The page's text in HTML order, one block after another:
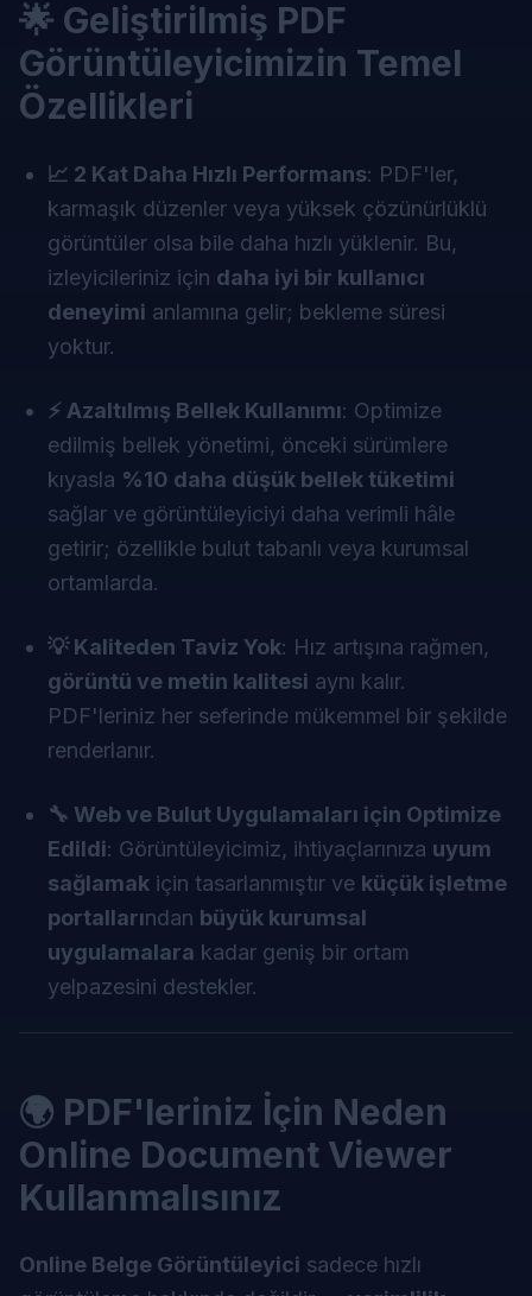
🌟 Geliştirilmiş PDF
Görüntüleyicimizin Temel
Özellikleri
📈 2 Kat Daha Hızlı Performans: PDF'ler,
karmaşık düzenler veya yüksek çözünürlüklü
görüntüler olsa bile daha hızlı yüklenir. Bu,
izleyicileriniz için daha iyi bir kullanıcı
deneyimi anlamına gelir; bekleme süresi
yoktur.
⚡ Azaltılmış Bellek Kullanımı: Optimize
edilmiş bellek yönetimi, önceki sürümlere
kıyasla %10 daha düşük bellek tüketimi
sağlar ve görüntüleyiciyi daha verimli hâle
getirir; özellikle bulut tabanlı veya kurumsal
ortamlarda.
💡 Kaliteden Taviz Yok: Hız artışına rağmen,
görüntü ve metin kalitesi aynı kalır.
PDF'leriniz her seferinde mükemmel bir şekilde
renderlanır.
🔧 Web ve Bulut Uygulamaları için Optimize
Edildi: Görüntüleyicimiz, ihtiyaçlarınıza uyum
sağlamak için tasarlanmıştır ve küçük işletme
portallarından büyük kurumsal
uygulamalara kadar geniş bir ortam
yelpazesini destekler.
🌍 PDF'leriniz İçin Neden
Online Document Viewer
Kullanmalısınız
Online Belge Görüntüleyici sadece hızlı